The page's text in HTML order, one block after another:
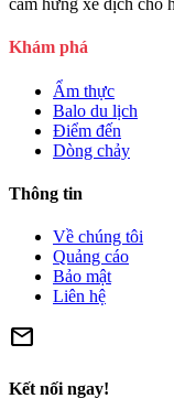
cảm hứng xê dịch cho
Khám phá
Ẩm thực
Balo du lịch
Điểm đến
Dòng chảy
Thông tin
Về chúng tôi
Quảng cáo
Bảo mật
Liên hệ
mail
Kết nối ngay!